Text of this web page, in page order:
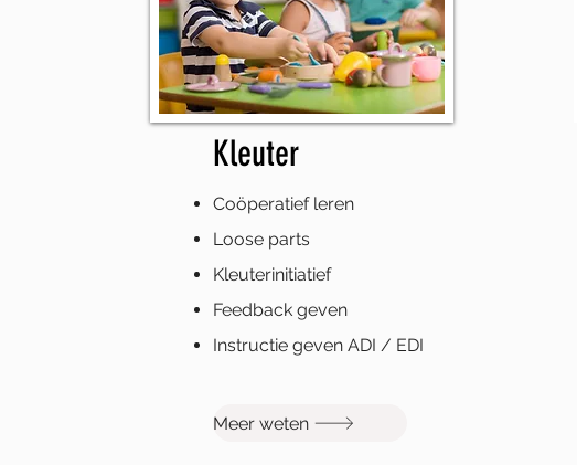
Kleuter
Coöperatief leren
Loose parts
Kleuterinitiatief
Feedback geven
Instructie geven ADI / EDI
Meer weten